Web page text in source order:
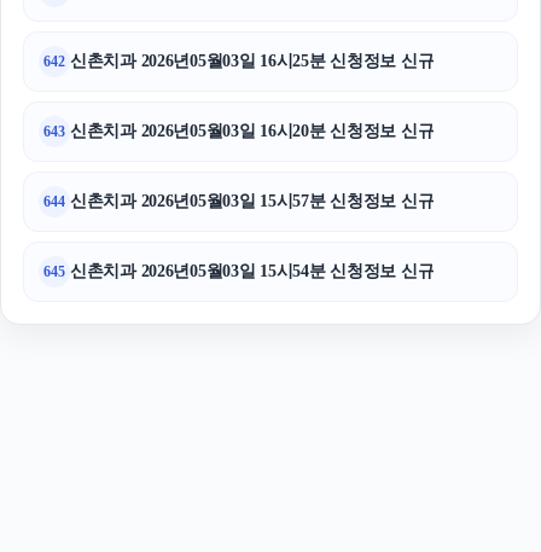
642 신촌치과 2026년05월03일 16시25분 신청정보 신규
643 신촌치과 2026년05월03일 16시20분 신청정보 신규
644 신촌치과 2026년05월03일 15시57분 신청정보 신규
645 신촌치과 2026년05월03일 15시54분 신청정보 신규